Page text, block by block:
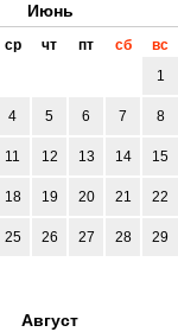
Июнь
ср чт пт сб
вс
1
4 5 6 7 8
11 12 13 14 15
18 19 20 21 22
25 26 27 28 29
Август